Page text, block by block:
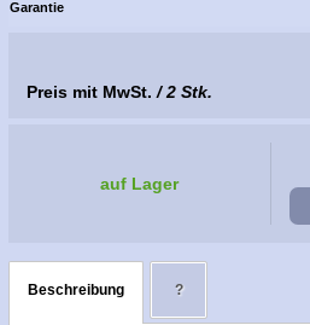
Garantie
Preis mit MwSt. / 2 Stk.
auf Lager
Beschreibung ?